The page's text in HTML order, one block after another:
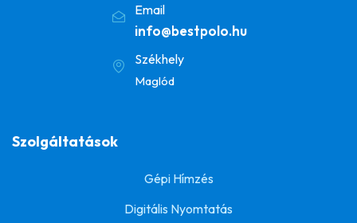
Email
info@bestpolo.hu
Székhely
Maglód
Szolgáltatások
Gépi Hímzés
Digitális Nyomtatás